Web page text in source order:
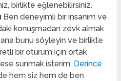
birlikte eğlenebilirsiniz.
Ben deneyimli bir insanım ve
konuşmadan zevk almak
bunu söyleyin ve birlikte
bir oturum için ortak
sunmak isterim. Derince
hem siz hem de ben